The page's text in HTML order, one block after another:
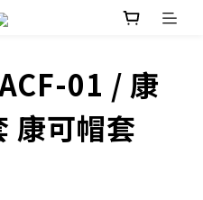
01 / 康
康可帽套